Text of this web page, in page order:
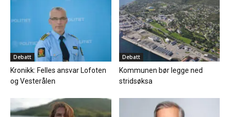
Debatt
Kronikk: Felles ansvar Lofoten
og Vesterålen
Debatt
Kommunen bør legge ned
stridsøksa